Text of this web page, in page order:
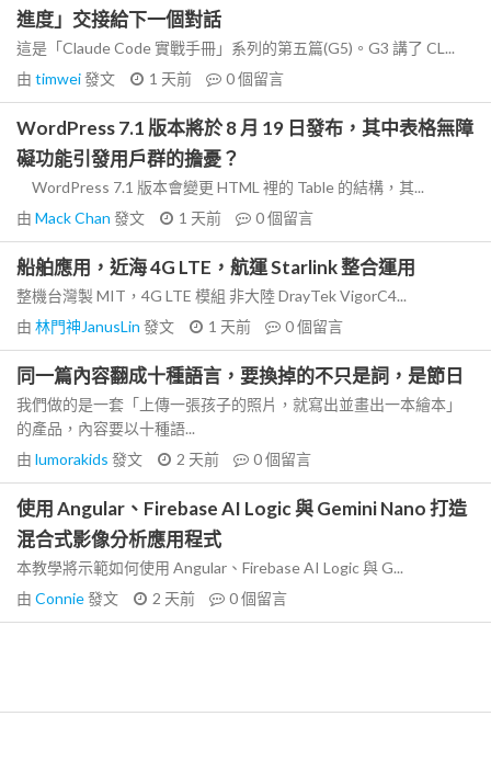
進度」交接給下一個對話
這是「Claude Code 實戰手冊」系列的第五篇(G5)。G3 講了 CL...
由 timwei發文 1 天前 0個留言
WordPress 7.1 版本將於 8 月 19 日發布，其中表格無障
礙功能引發用戶群的擔憂？
WordPress 7.1 版本會變更 HTML 裡的 Table 的結構，其...
由 Mack Chan 發文 1 天前 0個留言
船舶應用，近海 4G LTE，航運 Starlink 整合運用
整機台灣製 MIT，4G LTE 模組 非大陸 DrayTek VigorC4...
由 林門神JanusLin 發文 1 天前 0個留言
同一篇內容翻成十種語言，要換掉的不只是詞，是節日
我們做的是一套「上傳一張孩子的照片，就寫出並畫出一本繪本」
的產品，內容要以十種語...
由 lumorakids 發文 2 天前 0個留言
使用 Angular、Firebase AI Logic 與 Gemini Nano 打造
混合式影像分析應用程式
本教學將示範如何使用 Angular、Firebase AI Logic 與 G...
由 Connie發文 2 天前 0個留言